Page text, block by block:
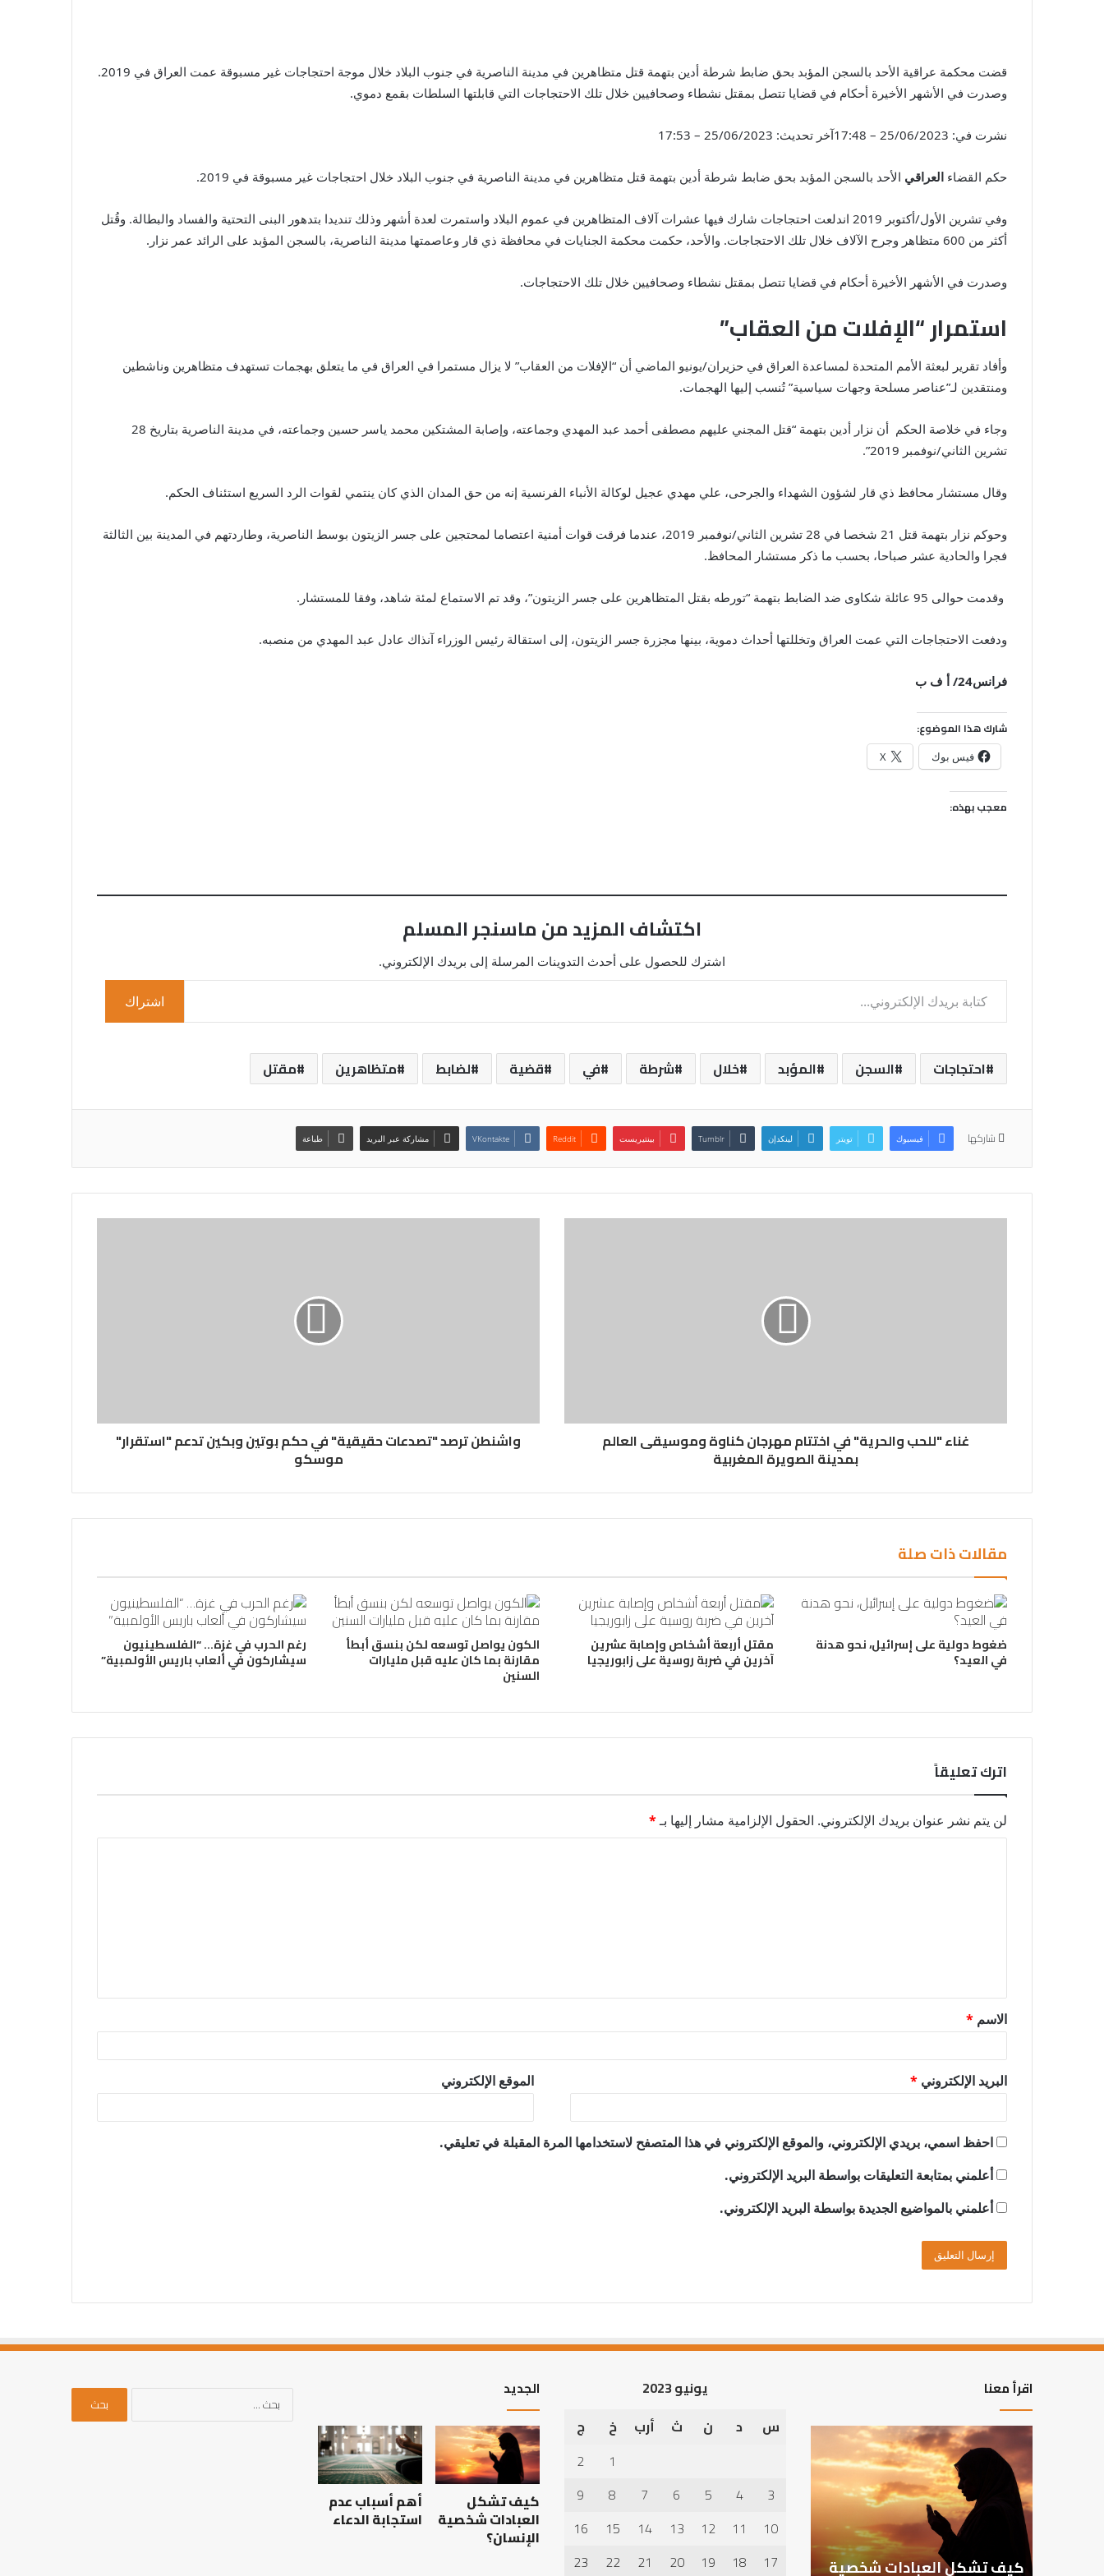
قضت محكمة عراقية الأحد بالسجن المؤبد بحق ضابط شرطة أدين بتهمة قتل متظاهرين في مدينة الناصرية في جنوب البلاد خلال موجة احتجاجات غير مسبوقة عمت العراق في 2019.
وصدرت في الأشهر الأخيرة أحكام في قضايا تتصل بمقتل نشطاء وصحافيين خلال تلك الاحتجاجات التي قابلتها السلطات بقمع دموي.
نشرت في: 25/06/2023 – 17:48 آخر تحديث: 25/06/2023 – 17:53
حكم القضاء العراقي الأحد بالسجن المؤبد بحق ضابط شرطة أدين بتهمة قتل متظاهرين في مدينة الناصرية في جنوب البلاد خلال احتجاجات غير مسبوقة في 2019.
وفي تشرين الأول/أكتوبر 2019 اندلعت احتجاجات شارك فيها عشرات آلاف المتظاهرين في عموم البلاد واستمرت لعدة أشهر وذلك تنديدا بتدهور البنى التحتية والفساد والبطالة. وقُتل
أكثر من 600 متظاهر وجرح الآلاف خلال تلك الاحتجاجات. والأحد، حكمت محكمة الجنايات في محافظة ذي قار وعاصمتها مدينة الناصرية، بالسجن المؤبد على الرائد عمر نزار.
وصدرت في الأشهر الأخيرة أحكام في قضايا تتصل بمقتل نشطاء وصحافيين خلال تلك الاحتجاجات.
استمرار “الإفلات من العقاب”
وأفاد تقرير لبعثة الأمم المتحدة لمساعدة العراق في حزيران/يونيو الماضي أن “الإفلات من العقاب” لا يزال مستمرا في العراق في ما يتعلق بهجمات تستهدف متظاهرين وناشطين
ومنتقدين لـ”عناصر مسلحة وجهات سياسية” تُنسب إليها الهجمات.
وجاء في خلاصة الحكم أن نزار أدين بتهمة “قتل المجني عليهم مصطفى أحمد عبد المهدي وجماعته، وإصابة المشتكين محمد ياسر حسين وجماعته، في مدينة الناصرية بتاريخ 28
تشرين الثاني/نوفمبر 2019”.
وقال مستشار محافظ ذي قار لشؤون الشهداء والجرحى، علي مهدي عجيل لوكالة الأنباء الفرنسية إنه من حق المدان الذي كان ينتمي لقوات الرد السريع استئناف الحكم.
وحوكم نزار بتهمة قتل 21 شخصا في 28 تشرين الثاني/نوفمبر 2019، عندما فرقت قوات أمنية اعتصاما لمحتجين على جسر الزيتون بوسط الناصرية، وطاردتهم في المدينة بين الثالثة
فجرا والحادية عشر صباحا، بحسب ما ذكر مستشار المحافظ.
وقدمت حوالى 95 عائلة شكاوى ضد الضابط بتهمة “تورطه بقتل المتظاهرين على جسر الزيتون”، وقد تم الاستماع لمئة شاهد، وفقا للمستشار.
ودفعت الاحتجاجات التي عمت العراق وتخللتها أحداث دموية، بينها مجزرة جسر الزيتون، إلى استقالة رئيس الوزراء آنذاك عادل عبد المهدي من منصبه.
فرانس24/ أ ف ب
شارك هذا الموضوع:
فيس بوك X
معجب بهذه:
اكتشاف المزيد من ماسنجر المسلم
اشترك للحصول على أحدث التدوينات المرسلة إلى بريدك الإلكتروني.
كتابة بريدك الإلكتروني...
اشتراك
احتجاجات السجن المؤبد خلال شرطة في قضية لضابط متظاهرين مقتل
شاركها فيسبوك تويتر لينكدإن بينتيريست مشاركة عبر البريد طباعة
غناء "للحب والحرية" في اختتام مهرجان كناوة وموسيقى العالم
بمدينة الصويرة المغربية
واشنطن ترصد "تصدعات حقيقية" في حكم بوتين وبكين تدعم "استقرار"
موسكو
مقالات ذات صلة
ضغوط دولية على إسرائيل، نحو هدنة
في العيد؟
مقتل أربعة أشخاص وإصابة عشرين
آخرين في ضربة روسية على زابوريجيا
الكون يواصل توسعه لكن بنسق أبطأ
مقارنة بما كان عليه قبل مليارات
السنين
رغم الحرب في غزة… “الفلسطينيون
سيشاركون في ألعاب باريس الأولمبية”
اترك تعليقاً
لن يتم نشر عنوان بريدك الإلكتروني. الحقول الإلزامية مشار إليها بـ*
ق
*
الاسم *
البريد الإلكتروني * الموقع الإلكتروني
احفظ اسمي، بريدي الإلكتروني، والموقع الإلكتروني في هذا المتصفح لاستخدامها المرة المقبلة في تعليقي.
أعلمني بمتابعة التعليقات بواسطة البريد الإلكتروني.
أعلمني بالمواضيع الجديدة بواسطة البريد الإلكتروني.
اقرأ معنا
كيف
تشكل
العبادات
شخصية
الإنسان؟
كيف تشكل العبادات شخصية
يونيو 2023
س
د ن ث أرب خ
ج
1
2
3
4
5
6
7
8
9
10
11
12
13
14
15
16
17
18
19
20
21
22
23
الجديد
كيف تشكل
العبادات شخصية
الإنسان؟
أهم أسباب عدم
استجابة الدعاء
البحث